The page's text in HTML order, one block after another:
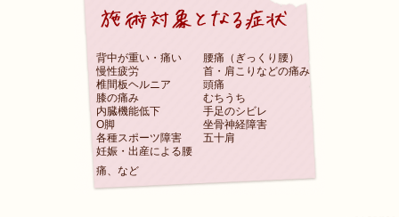
背中が重い・痛い
腰痛（ぎっくり腰）
慢性疲労
首・肩こりなどの痛み
椎間板ヘルニア
頭痛
膝の痛み
むちうち
内臓機能低下
手足のシビレ
O脚
坐骨神経障害
各種スポーツ障害
五十肩
妊娠・出産による腰
痛、など